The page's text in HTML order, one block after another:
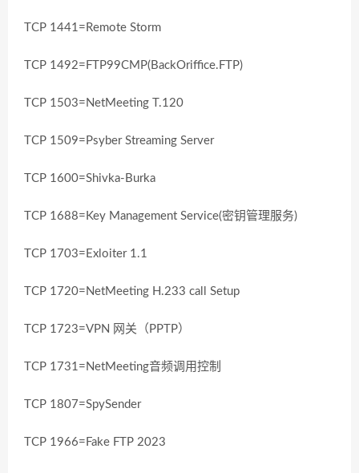
TCP 1441=Remote Storm
TCP 1492=FTP99CMP(BackOriffice.FTP)
TCP 1503=NetMeeting T.120
TCP 1509=Psyber Streaming Server
TCP 1600=Shivka-Burka
TCP 1688=Key Management Service(密钥管理服务)
TCP 1703=Exloiter 1.1
TCP 1720=NetMeeting H.233 call Setup
TCP 1723=VPN 网关（PPTP）
TCP 1731=NetMeeting音频调用控制
TCP 1807=SpySender
TCP 1966=Fake FTP 2023